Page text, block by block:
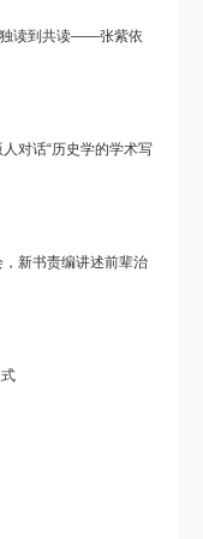
独读到共读——张紫依
对话“历史学的学术写
新书责编讲述前辈治